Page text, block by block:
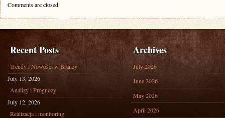
Comments are closed.
Recent Posts
Trendy i Nowości w Branży
July 13, 2026
Analizy i Prognozy
July 12, 2026
Realizacja i monitoring
Archives
July 2026
June 2026
May 2026
April 2026